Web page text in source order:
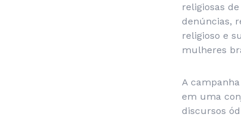
religiosas
denúncias,
religioso e
mulheres
A
em uma
discursos